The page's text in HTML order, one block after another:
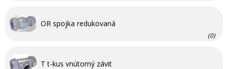
OR spojka redukovaná
(0)
T t-kus vnútorný závit